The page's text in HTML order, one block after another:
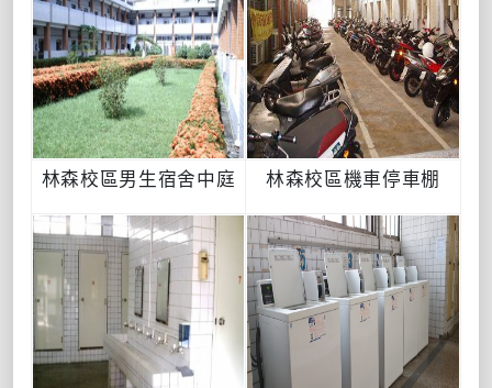
林森校區男生宿舍中庭 林森校區機車停車棚